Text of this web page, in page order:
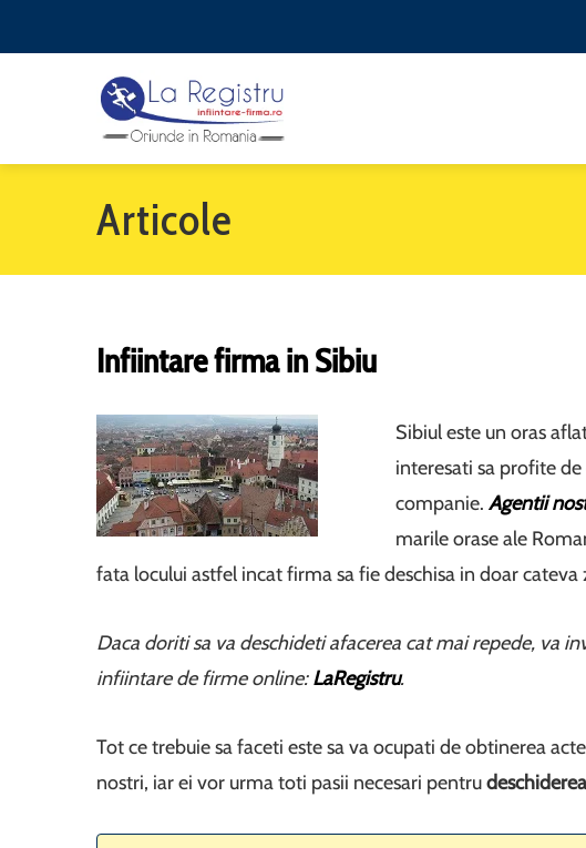
Articole
Infiintare firma in Sibiu
Sibiul este un oras
interesati sa profite
companie. Agentii
marile orase ale
fata locului astfel incat firma sa fie deschisa in doar cateva
Daca doriti sa va deschideti afacerea cat mai repede, va
infiintare de firme online:LaRegistru.
Tot ce trebuie sa faceti este sa va ocupati de obtinerea
nostri, iar ei vor urma toti pasii necesari pentru